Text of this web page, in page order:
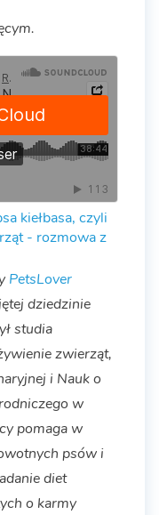
kiełbasa, czyli
- rozmowa z
PetsLover
dziedzinie
studia
zwierząt,
i Nauk o
w
pomaga w
psów i
diet
o karmy